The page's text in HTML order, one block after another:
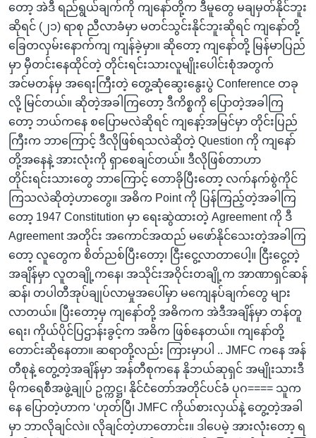
တော့ အဲဒီ ရည်ရွယ်ချက်ကို ကျနော်တို့က ဒီမူတွေ မချမှတ်နိုင်ဘူး
ဆိုရင် (၂၁) ရာစု ညီလာခံမှာ မတင်သွင်းနိုင်ဘူးဆိုရင် ကျနော်တို့
ခြေတလှမ်းနောက်ကျ ကျန်ခဲ့မှာ။ ဆိုတော့ ကျနော်တို့ မြန်မာပြည်
မှာ မှီတင်းနေထိုင်တဲ့ တိုင်းရင်းသားလူမျိုးပေါင်းစုံအတွက်
အင်မတန်မှ အရေးကြီးတဲ့ တွေ့ဆုံဆွေးနွေးပွဲ Conference တခု
လို့ မြင်တယ်။ ဆိုတဲ့အခါကြတော့ ဒီကိစ္စကို ပြောတဲ့အခါကြ
တော့ ဘယ်ကနေ စပြောမလဲဆိုရင် ကျနော့်အမြင်မှာ တိုင်းပြည်
ကြီးက ဘာကြောင့် ဒီလိုဖြစ်ရသလဲဆိုတဲ့ Question ကို ကျနော်
တို့အနေနဲ့ အားလုံးကို ရှာစေချင်တယ်။ ဒီလိုဖြစ်တာဟာ
တိုင်းရင်းသားတွေ ဘာကြောင့် တောခိုပြီးတော့ လက်နက်စွဲကိုင်
ကြသလဲဆိုတဲ့ဟာတွေ။ အဓိက Point ကို ပြန်ကြည့်တဲ့အခါကြ
တော့ 1947 Constitution မှာ ရေးဆွဲထားတဲ့ Agreement ကို ဒီ
Agreement အတိုင်း အကောင်အထည် မဖော်နိုင်သေးတဲ့အခါကြ
တော့ လူတွေက စိတ်ညစ်ပြီးတော့၊ ငြီးငွေ့လာတာပေါ့။ ငြီးငွေ့တဲ့
အချိန်မှာ လူတချို့ကနေ၊ အသိုင်းအဝိုင်းတချို့က အာဏာရှင်ဆန်
ဆန်၊ တပါတီအုပ်ချုပ်လာမှုအပေါ်မှာ မကျေနပ်ချက်တွေ များ
လာတယ်။ ပြီးတော့မှ ကျနော်တို့ အဓိကက အဲဒီအချိန်မှာ တန်တူ
ရေး၊ ကိုယ်ပိုင်ပြဌာန်းခွင့်က အဓိက ဖြစ်နေတယ်။ ကျနော်တို့
တောင်းဆိုနေတာ။ ဆရာတို့လည်း ကြားမှာပါ .. JMFC ကနေ အန်
တီစုနဲ့ တွေ့တဲ့အချိန်မှာ အန်တီစုကနေ နိုဘယ်ဆုရှင် အမျိုးသားဒီ
မိုကရေစီအဖွဲ့ချုပ် ဥက္ကဋ္ဌ၊ နိုင်ငံတော်အတိုင်ပင်ခံ ပုဂ==== သူက
နေ ပြောတဲ့ဟာက ‘ဟုတ်ပြီ၊ JMFC ကိုယ်စားလှယ်နဲ့ တွေ့တဲ့အခါ
မှာ ဘာလိုချင်လဲ။ လိုချင်တဲ့ဟာတောင်း။ ဒါပေမဲ့ အားလုံးတော့ ရ